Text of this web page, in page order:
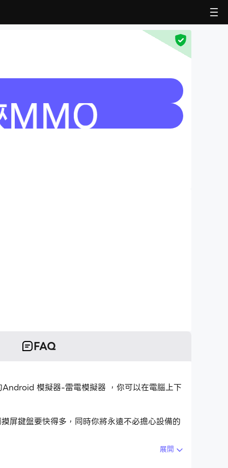
FAQ
模擬器-雷電模擬器 ，你可以在電腦上下
鍵盤要快得多，同時你將永遠不必擔心設備的
展開